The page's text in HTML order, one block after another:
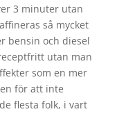
3 minuter utan
så mycket
bensin och diesel
utan man
som en mer
för att inte
flesta folk, i vart